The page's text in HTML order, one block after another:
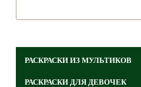
РАСКРАСКИ ИЗ МУЛЬТИКОВ
РАСКРАСКИ ДЛЯ ДЕВОЧЕК